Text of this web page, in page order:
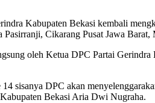
Kabupaten Bekasi kembali
Cikarang Pusat Jawa
oleh Ketua DPC Partai
sisanya DPC akan
Bekasi Aria Dwi Nugraha.